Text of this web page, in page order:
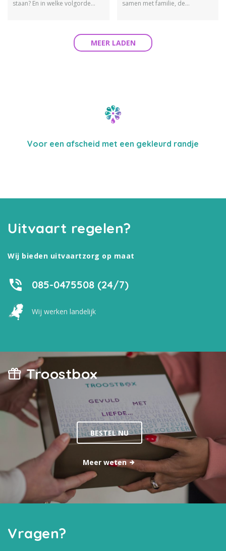
staan? En in welke volgorde
samen met familie, de
MEER LADEN
Voor een afscheid met een gekleurd randje
Uitvaart regelen?
Wij bieden uitvaartzorg op maat
085-0475508 (24/7)
Wij werken landelijk
Troostbox
BESTEL NU
Meer weten
Vragen?